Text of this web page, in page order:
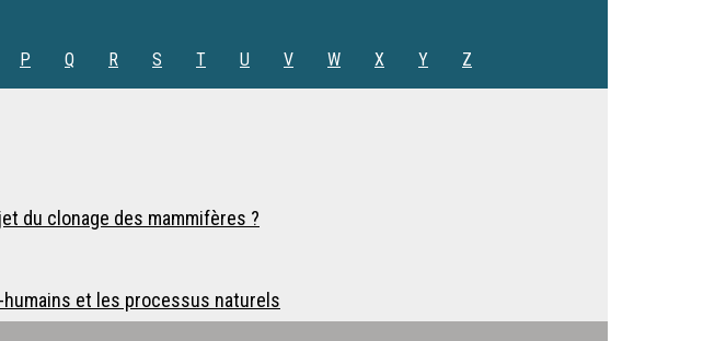
P Q R S T U V W X Y Z
du clonage des mammifères ?
et les processus naturels